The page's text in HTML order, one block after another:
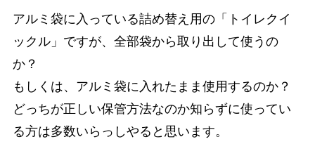
アルミ袋に入っている詰め替え用の「トイレクイ
ックル」ですが、全部袋から取り出して使うの
か？
もしくは、アルミ袋に入れたまま使用するのか？
どっちが正しい保管方法なのか知らずに使ってい
る方は多数いらっしやると思います。